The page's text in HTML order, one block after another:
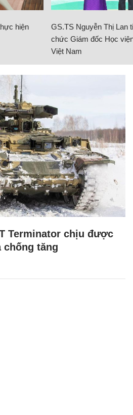
hiện
GS.TS Nguyễn Thị Lan
chức Giám đốc Học
Việt Nam
Terminator chịu được
chống tăng